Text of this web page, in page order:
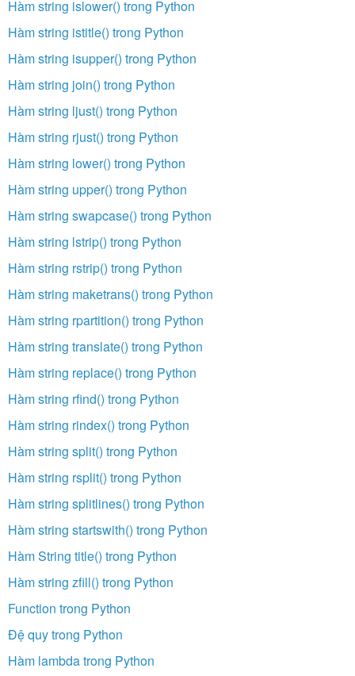
Hàm string islower() trong Python
Hàm string istitle() trong Python
Hàm string isupper() trong Python
Hàm string join() trong Python
Hàm string ljust() trong Python
Hàm string rjust() trong Python
Hàm string lower() trong Python
Hàm string upper() trong Python
Hàm string swapcase() trong Python
Hàm string lstrip() trong Python
Hàm string rstrip() trong Python
Hàm string maketrans() trong Python
Hàm string rpartition() trong Python
Hàm string translate() trong Python
Hàm string replace() trong Python
Hàm string rfind() trong Python
Hàm string rindex() trong Python
Hàm string split() trong Python
Hàm string rsplit() trong Python
Hàm string splitlines() trong Python
Hàm string startswith() trong Python
Hàm String title() trong Python
Hàm string zfill() trong Python
Function trong Python
Đệ quy trong Python
Hàm lambda trong Python